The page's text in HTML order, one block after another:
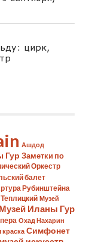
цирк,
Ашдод
Гур Заметки по
Оркестр
балет
Рубинштейна
Музей
Музей Иланы Гур
Охад Нахарин
Симфонет